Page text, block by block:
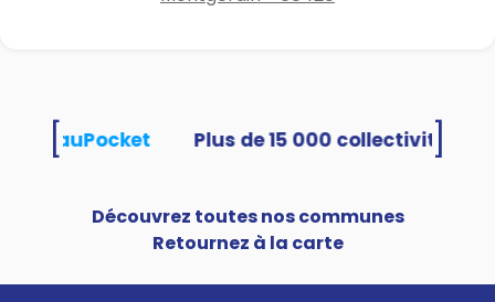
Découvrez toutes nos communes
Retournez à la carte